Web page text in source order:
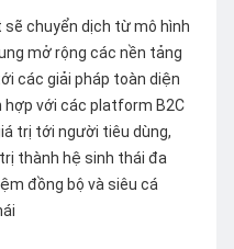
sẽ chuyển dịch từ mô hình
mở rộng các nền tảng
các giải pháp toàn diện
với các platform B2C
trị tới người tiêu dùng,
thành hệ sinh thái đa
đồng bộ và siêu cá